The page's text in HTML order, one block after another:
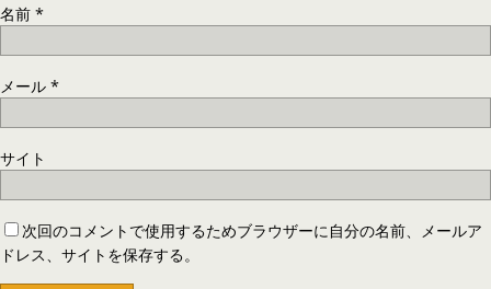
名前 *
メール *
サイト
次回のコメントで使用するためブラウザーに自分の名前、メールア
ドレス、サイトを保存する。